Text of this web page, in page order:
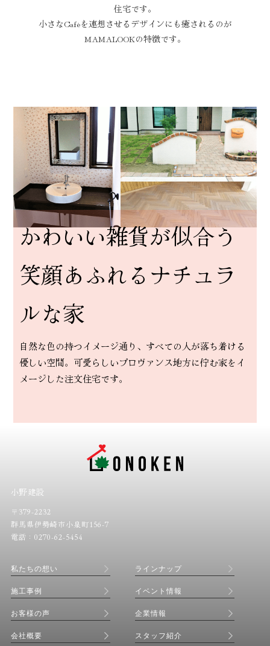
住宅です。
小さなCaféを連想させるデザインにも癒されるのが
MAMALOOKの特徴です。
かわいい雑貨が似合う
笑顔あふれるナチュラ
ルな家
自然な色の持つイメージ通り、すべての人が落ち着ける
優しい空間。可愛らしいプロヴァンス地方に佇む家をイ
メージした注文住宅です。
小野建設
〒379-2232
群馬県伊勢崎市小泉町156-7
電話：0270-62-5454
私たちの想い ラインナップ
施工事例 イベント情報
お客様の声 企業情報
会社概要 スタッフ紹介